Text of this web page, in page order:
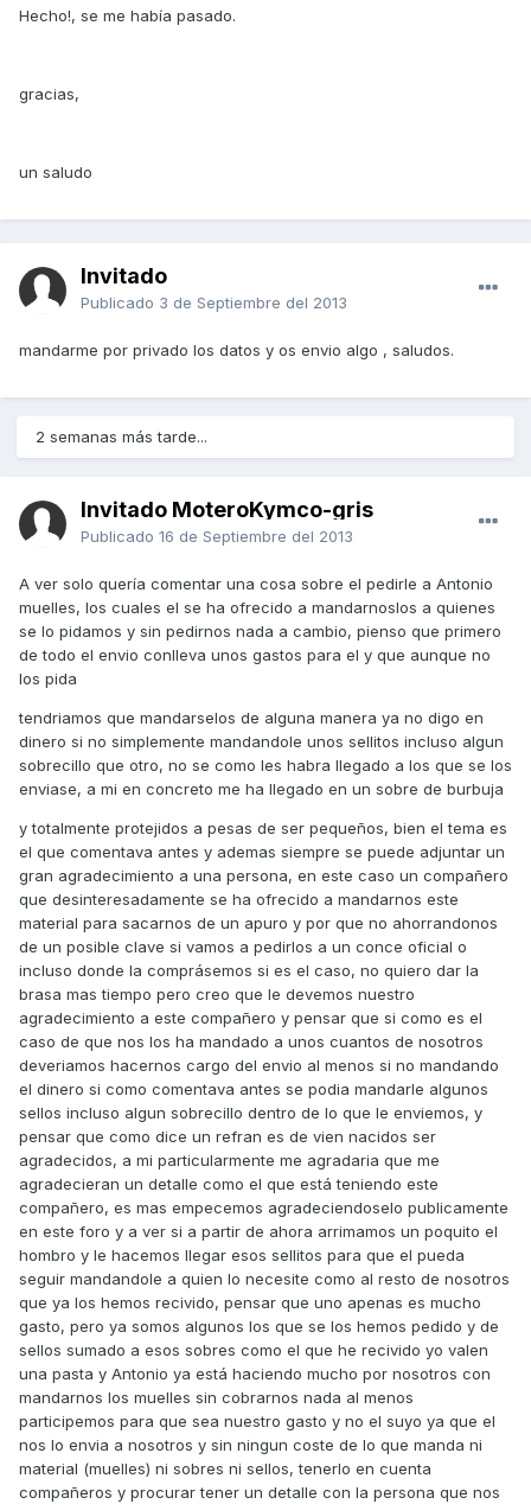
Hecho!, se me había pasado.
gracias,
un saludo
Invitado
Publicado 3 de Septiembre del 2013
mandarme por privado los datos y os envio algo , saludos.
2 semanas más tarde...
Invitado MoteroKymco-gris
Publicado 16 de Septiembre del 2013
A ver solo quería comentar una cosa sobre el pedirle a Antonio
muelles, los cuales el se ha ofrecido a mandarnoslos a quienes
se lo pidamos y sin pedirnos nada a cambio, pienso que primero
de todo el envio conlleva unos gastos para el y que aunque no
los pida
tendriamos que mandarselos de alguna manera ya no digo en
dinero si no simplemente mandandole unos sellitos incluso algun
sobrecillo que otro, no se como les habra llegado a los que se los
enviase, a mi en concreto me ha llegado en un sobre de burbuja
y totalmente protejidos a pesas de ser pequeños, bien el tema es
el que comentava antes y ademas siempre se puede adjuntar un
gran agradecimiento a una persona, en este caso un compañero
que desinteresadamente se ha ofrecido a mandarnos este
material para sacarnos de un apuro y por que no ahorrandonos
de un posible clave si vamos a pedirlos a un conce oficial o
incluso donde la comprásemos si es el caso, no quiero dar la
brasa mas tiempo pero creo que le devemos nuestro
agradecimiento a este compañero y pensar que si como es el
caso de que nos los ha mandado a unos cuantos de nosotros
deveriamos hacernos cargo del envio al menos si no mandando
el dinero si como comentava antes se podia mandarle algunos
sellos incluso algun sobrecillo dentro de lo que le enviemos, y
pensar que como dice un refran es de vien nacidos ser
agradecidos, a mi particularmente me agradaria que me
agradecieran un detalle como el que está teniendo este
compañero, es mas empecemos agradeciendoselo publicamente
en este foro y a ver si a partir de ahora arrimamos un poquito el
hombro y le hacemos llegar esos sellitos para que el pueda
seguir mandandole a quien lo necesite como al resto de nosotros
que ya los hemos recivido, pensar que uno apenas es mucho
gasto, pero ya somos algunos los que se los hemos pedido y de
sellos sumado a esos sobres como el que he recivido yo valen
una pasta y Antonio ya está haciendo mucho por nosotros con
mandarnos los muelles sin cobrarnos nada al menos
participemos para que sea nuestro gasto y no el suyo ya que el
nos lo envia a nosotros y sin ningun coste de lo que manda ni
material (muelles) ni sobres ni sellos, tenerlo en cuenta
compañeros y procurar tener un detalle con la persona que nos